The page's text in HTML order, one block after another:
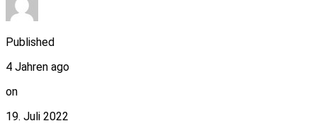
Published
4 Jahren ago
on
19. Juli 2022